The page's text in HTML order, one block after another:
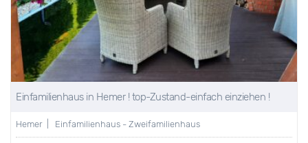
Einfamilienhaus in Hemer ! top-Zustand-einfach einziehen !
Hemer | Einfamilienhaus - Zweifamilienhaus